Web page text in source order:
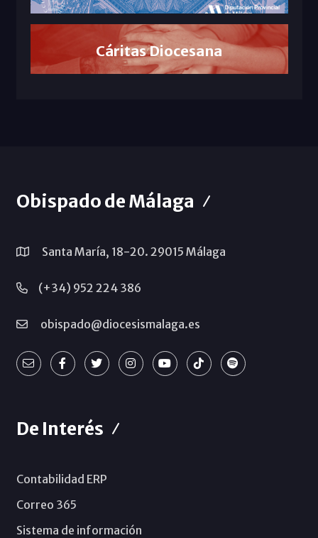
Cáritas Diocesana
Obispado de Málaga
Santa María, 18-20. 29015 Málaga
(+34) 952 224 386
obispado@diocesismalaga.es
De Interés
Contabilidad ERP
Correo 365
Sistema de información